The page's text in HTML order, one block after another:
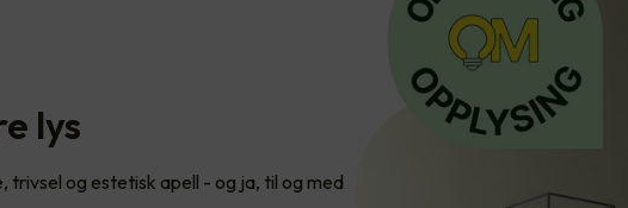
lys
og estetisk apell - og ja, til og med